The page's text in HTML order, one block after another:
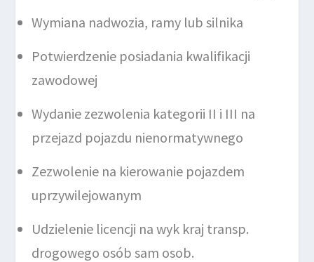
Wymiana nadwozia, ramy lub silnika
Potwierdzenie posiadania kwalifikacji
zawodowej
Wydanie zezwolenia kategorii II i III na
przejazd pojazdu nienormatywnego
Zezwolenie na kierowanie pojazdem
uprzywilejowanym
Udzielenie licencji na wyk kraj transp.
drogowego osób sam osob.